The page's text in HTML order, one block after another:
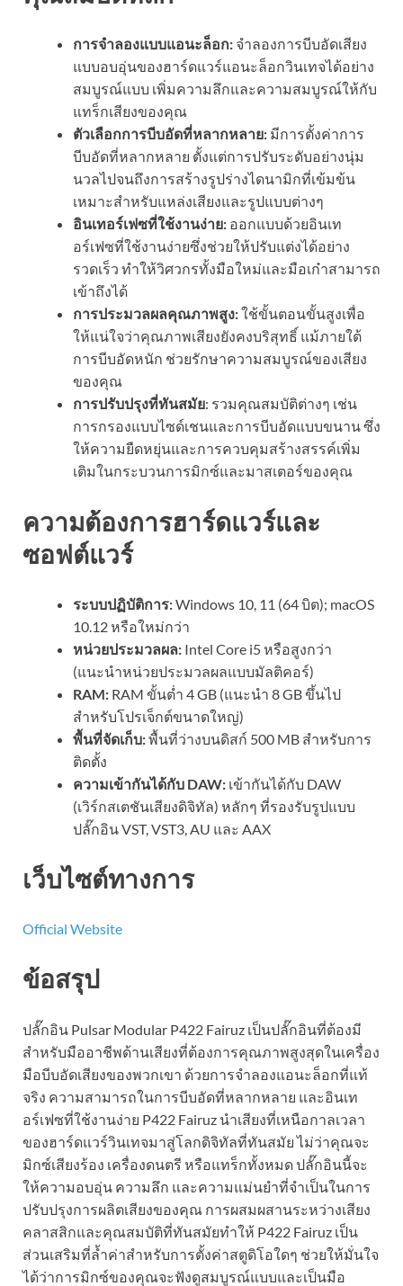
การจำลองแบบแอนะล็อก: จำลองการบีบอัดเสียง
แบบอบอุ่นของฮาร์ดแวร์แอนะล็อกวินเทจได้อย่าง
สมบูรณ์แบบ เพิ่มความลึกและความสมบูรณ์ให้กับ
แทร็กเสียงของคุณ
ตัวเลือกการบีบอัดที่หลากหลาย: มีการตั้งค่าการ
บีบอัดที่หลากหลาย ตั้งแต่การปรับระดับอย่างนุ่ม
นวลไปจนถึงการสร้างรูปร่างไดนามิกที่เข้มข้น
เหมาะสำหรับแหล่งเสียงและรูปแบบต่างๆ
อินเทอร์เฟซที่ใช้งานง่าย: ออกแบบด้วยอินเท
อร์เฟซที่ใช้งานง่ายซึ่งช่วยให้ปรับแต่งได้อย่าง
รวดเร็ว ทำให้วิศวกรทั้งมือใหม่และมือเก๋าสามารถ
เข้าถึงได้
การประมวลผลคุณภาพสูง:ใช้ขั้นตอนขั้นสูงเพื่อ
ให้แน่ใจว่าคุณภาพเสียงยังคงบริสุทธิ์ แม้ภายใต้
การบีบอัดหนัก ช่วยรักษาความสมบูรณ์ของเสียง
ของคุณ
การปรับปรุงที่ทันสมัย: รวมคุณสมบัติต่างๆ เช่น
การกรองแบบไซด์เชนและการบีบอัดแบบขนาน ซึ่ง
ให้ความยืดหยุ่นและการควบคุมสร้างสรรค์เพิ่ม
เติมในกระบวนการมิกซ์และมาสเตอร์ของคุณ
ความต้องการฮาร์ดแวร์และ
ซอฟต์แวร์
ระบบปฏิบัติการ:Windows 10, 11 (64 บิต); macOS
10.12 หรือใหม่กว่า
หน่วยประมวลผล: Intel Core i5 หรือสูงกว่า
(แนะนำหน่วยประมวลผลแบบมัลติคอร์)
RAM: RAM ขั้นต่ำ 4 GB (แนะนำ 8 GB ขึ้นไป
สำหรับโปรเจ็กต์ขนาดใหญ่)
พื้นที่จัดเก็บ:พื้นที่ว่างบนดิสก์ 500 MB สำหรับการ
ติดตั้ง
ความเข้ากันได้กับ DAW: เข้ากันได้กับ DAW
(เวิร์กสเตชันเสียงดิจิทัล) หลักๆ ที่รองรับรูปแบบ
ปลั๊กอิน VST, VST3, AU และ AAX
เว็บไซต์ทางการ
Official Website
ข้อสรุป
ปลั๊กอิน Pulsar Modular P422 Fairuz เป็นปลั๊กอินที่ต้องมี
สำหรับมืออาชีพด้านเสียงที่ต้องการคุณภาพสูงสุดในเครื่อง
มือบีบอัดเสียงของพวกเขา ด้วยการจำลองแอนะล็อกที่แท้
จริง ความสามารถในการบีบอัดที่หลากหลาย และอินเท
อร์เฟซที่ใช้งานง่าย P422 Fairuz นำเสียงที่เหนือกาลเวลา
ของฮาร์ดแวร์วินเทจมาสู่โลกดิจิทัลที่ทันสมัย ​​ไม่ว่าคุณจะ
มิกซ์เสียงร้อง เครื่องดนตรี หรือแทร็กทั้งหมด ปลั๊กอินนี้จะ
ให้ความอบอุ่น ความลึก และความแม่นยำที่จำเป็นในการ
ปรับปรุงการผลิตเสียงของคุณ การผสมผสานระหว่างเสียง
คลาสสิกและคุณสมบัติที่ทันสมัยทำให้ P422 Fairuz เป็น
ส่วนเสริมที่ล้ำค่าสำหรับการตั้งค่าสตูดิโอใดๆ ช่วยให้มั่นใจ
ได้ว่าการมิกซ์ของคุณจะฟังดูสมบูรณ์แบบและเป็นมือ